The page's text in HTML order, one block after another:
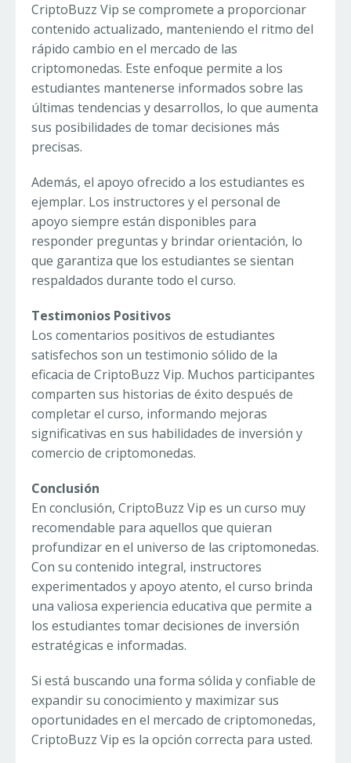
CriptoBuzz Vip se compromete a proporcionar
contenido actualizado, manteniendo el ritmo del
rápido cambio en el mercado de las
criptomonedas. Este enfoque permite a los
estudiantes mantenerse informados sobre las
últimas tendencias y desarrollos, lo que aumenta
sus posibilidades de tomar decisiones más
precisas.
Además, el apoyo ofrecido a los estudiantes es
ejemplar. Los instructores y el personal de
apoyo siempre están disponibles para
responder preguntas y brindar orientación, lo
que garantiza que los estudiantes se sientan
respaldados durante todo el curso.
Testimonios Positivos
Los comentarios positivos de estudiantes
satisfechos son un testimonio sólido de la
eficacia de CriptoBuzz Vip. Muchos participantes
comparten sus historias de éxito después de
completar el curso, informando mejoras
significativas en sus habilidades de inversión y
comercio de criptomonedas.
Conclusión
En conclusión, CriptoBuzz Vip es un curso muy
recomendable para aquellos que quieran
profundizar en el universo de las criptomonedas.
Con su contenido integral, instructores
experimentados y apoyo atento, el curso brinda
una valiosa experiencia educativa que permite a
los estudiantes tomar decisiones de inversión
estratégicas e informadas.
Si está buscando una forma sólida y confiable de
expandir su conocimiento y maximizar sus
oportunidades en el mercado de criptomonedas,
CriptoBuzz Vip es la opción correcta para usted.